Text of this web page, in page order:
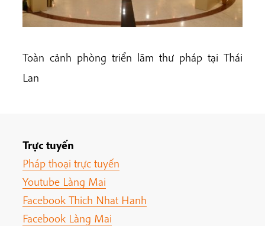
Toàn cảnh phòng triển lãm thư pháp tại Thái
Lan
Trực tuyến
Pháp thoại trực tuyến
Youtube Làng Mai
Facebook Thich Nhat Hanh
Facebook Làng Mai